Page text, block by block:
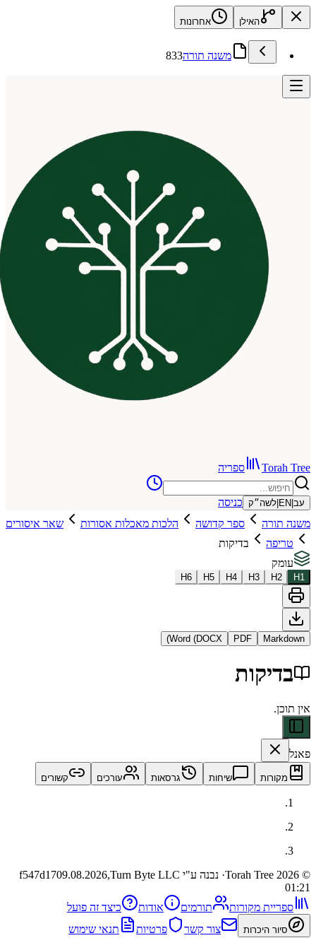
האילן אחרונות
משנה תורה833
ספריה
כניסה
ספר קדושה הלכות מאכלות אסורות
שאר איסורים
בדיקות
H3
H4
H5
H6
PDF
Word (DOCX)
שיחות גרסאות עורכים קשורים
· נבנה ע"י Turn Byte LLC f547d1709.08.2026,
מקורות תורמים אודות כיצד זה פועל
היכרות צור קשר פרטיות תנאי שימוש